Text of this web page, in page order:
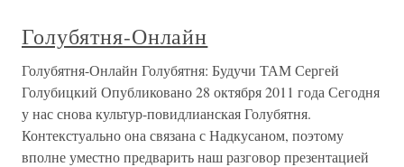
Голубятня-Онлайн
Голубятня-Онлайн Голубятня: Будучи ТАМ Сергей
Голубицкий Опубликовано 28 октября 2011 года Сегодня
у нас снова культур-повидлианская Голубятня.
Контекстуально она связана с Надкусаном, поэтому
вполне уместно предварить наш разговор презентацией